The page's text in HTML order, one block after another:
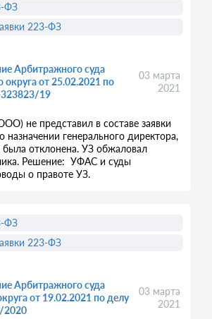
Арбитражного суда
округа от 25.02.2021 по
19
03 марта
2021
не представил в составе заявки
назначении генерального директора,
была отклонена. УЗ обжаловал
Решение: УФАС и суды
о правоте УЗ.
ФЗ
223-ФЗ
Арбитражного суда
от 19.02.2021 по делу
03 марта
2021
ФЗ
223-ФЗ